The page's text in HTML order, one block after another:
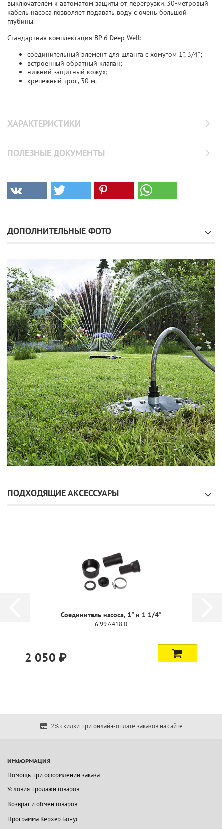
выключателем и автоматом защиты от перегрузки. 30-метровый
кабель насоса позволяет подавать воду с очень большой
глубины.
Стандартная комплектация BP 6 Deep Well:
соединительный элемент для шланга с хомутом 1", 3/4";
встроенный обратный клапан;
нижний защитный кожух;
крепежный трос, 30 м.
ХАРАКТЕРИСТИКИ
ПОЛЕЗНЫЕ ДОКУМЕНТЫ
ДОПОЛНИТЕЛЬНЫЕ ФОТО
ПОДХОДЯЩИЕ АКСЕССУАРЫ
Соединитель насоса, 1" и 1 1/4"
6.997-418.0
2 050 ₽
2% скидки при онлайн-оплате заказов на сайте
ИНФОРМАЦИЯ
Помощь при оформлении заказа
Условия продажи товаров
Возврат и обмен товаров
Программа Керхер Бонус